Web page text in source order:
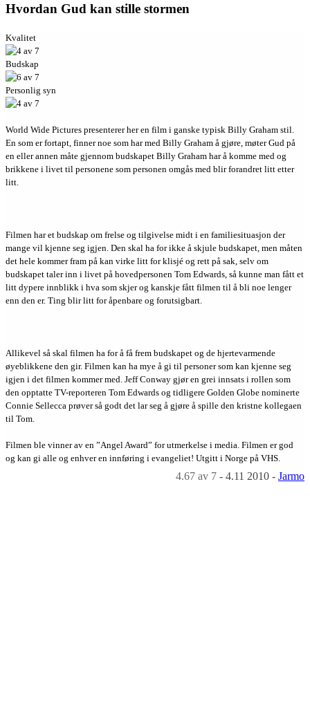
Hvordan Gud kan stille stormen
Kvalitet
Budskap
Personlig syn
World Wide Pictures presenterer her en film i ganske typisk Billy Graham stil.
En som er fortapt, finner noe som har med Billy Graham å gjøre, møter Gud på
en eller annen måte gjennom budskapet Billy Graham har å komme med og
brikkene i livet til personene som personen omgås med blir forandret litt etter
litt.
Filmen har et budskap om frelse og tilgivelse midt i en familiesituasjon der
mange vil kjenne seg igjen. Den skal ha for ikke å skjule budskapet, men måten
det hele kommer fram på kan virke litt for klisjé og rett på sak, selv om
budskapet taler inn i livet på hovedpersonen Tom Edwards, så kunne man fått et
litt dypere innblikk i hva som skjer og kanskje fått filmen til å bli noe lenger
enn den er. Ting blir litt for åpenbare og forutsigbart.
Allikevel så skal filmen ha for å få frem budskapet og de hjertevarmende
øyeblikkene den gir. Filmen kan ha mye å gi til personer som kan kjenne seg
igjen i det filmen kommer med. Jeff Conway gjør en grei innsats i rollen som
den opptatte TV-reporteren Tom Edwards og tidligere Golden Globe nominerte
Connie Sellecca prøver så godt det lar seg å gjøre å spille den kristne kollegaen
til Tom.
Filmen ble vinner av en ”Angel Award” for utmerkelse i media. Filmen er god
og kan gi alle og enhver en innføring i evangeliet! Utgitt i Norge på VHS.
4.67 av 7 - 4.11 2010 - Jarmo